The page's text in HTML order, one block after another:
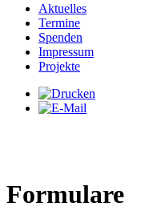
Aktuelles
Termine
Spenden
Impressum
Projekte
Formulare